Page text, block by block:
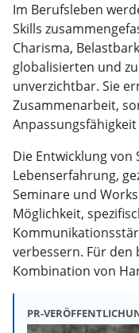
Im Berufsleben
Skills
Charisma,
globalisierten und
unverzichtbar. Sie
Zusammenarbeit,
Die Entwicklung
Lebenserfahrung,
Seminare und
Möglichkeit,
verbessern. Für
Kombination von
PR-